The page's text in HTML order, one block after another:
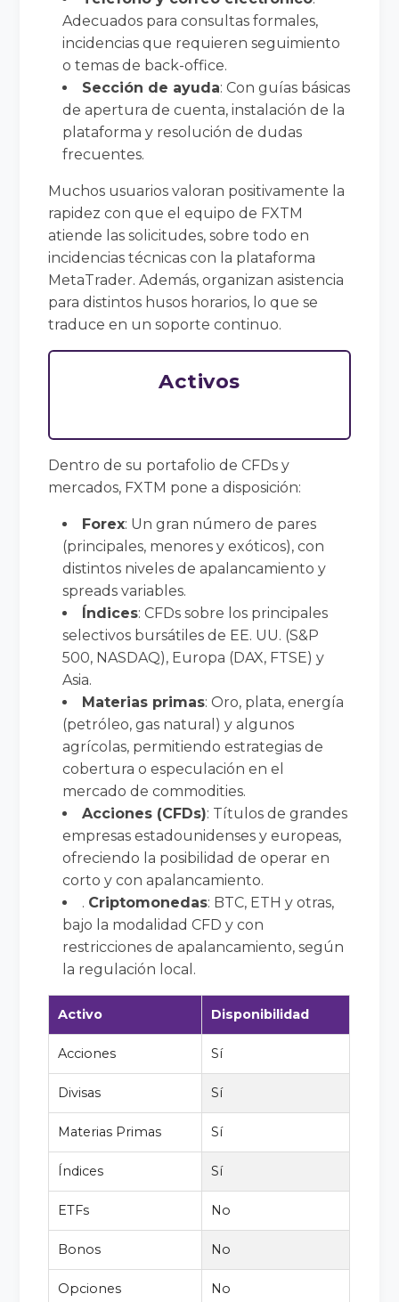
Adecuados para consultas formales,
incidencias que requieren seguimiento
o temas de back-office.
Sección de ayuda: Con guías básicas
de apertura de cuenta, instalación de la
plataforma y resolución de dudas
frecuentes.
Muchos usuarios valoran positivamente la
rapidez con que el equipo de FXTM
atiende las solicitudes, sobre todo en
incidencias técnicas con la plataforma
MetaTrader. Además, organizan asistencia
para distintos husos horarios, lo que se
traduce en un soporte continuo.
Activos
Dentro de su portafolio de CFDs y
mercados, FXTM pone a disposición:
Forex: Un gran número de pares
(principales, menores y exóticos), con
distintos niveles de apalancamiento y
spreads variables.
Índices: CFDs sobre los principales
selectivos bursátiles de EE. UU. (S&P
500, NASDAQ), Europa (DAX, FTSE) y
Asia.
Materias primas: Oro, plata, energía
(petróleo, gas natural) y algunos
agrícolas, permitiendo estrategias de
cobertura o especulación en el
mercado de commodities.
Acciones (CFDs): Títulos de grandes
empresas estadounidenses y europeas,
ofreciendo la posibilidad de operar en
corto y con apalancamiento.
. Criptomonedas: BTC, ETH y otras,
bajo la modalidad CFD y con
restricciones de apalancamiento, según
la regulación local.
Activo Disponibilidad
Acciones Sí
Divisas Sí
Materias Primas Sí
Índices Sí
ETFs No
Bonos No
Opciones No